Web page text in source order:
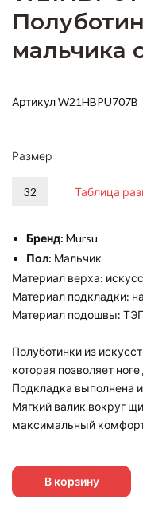
мальчика
Артикул W21HBPU707B
Размер
32 Таблица
Бренд: Mursu
Пол: Мальчик
Материал верха:
Материал подкладки:
Материал подошвы:
Полуботинки из
которая позволяет
Подкладка выполнена
Мягкий валик вокруг
максимальный
В корзину